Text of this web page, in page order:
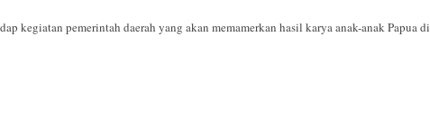
kegiatan pemerintah daerah yang akan memamerkan hasil karya anak-anak Papua di